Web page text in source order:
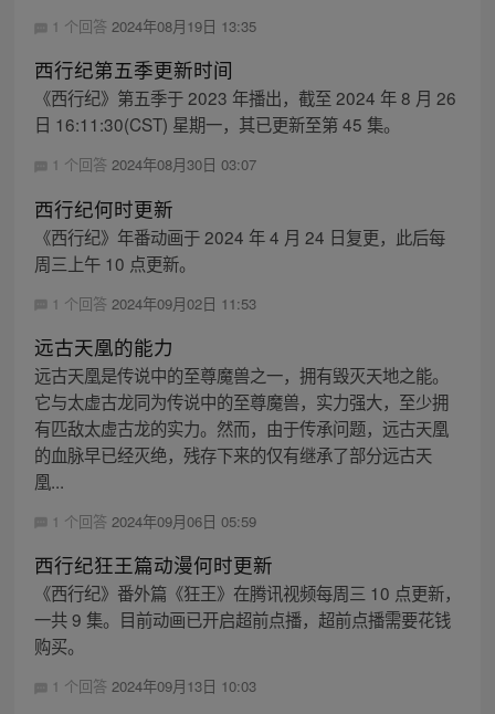
1 个回答 2024年08月19日 13:35
西行纪第五季更新时间
《西行纪》第五季于 2023 年播出，截至 2024 年 8 月 26
日 16:11:30(CST) 星期一，其已更新至第 45 集。
1 个回答 2024年08月30日 03:07
西行纪何时更新
《西行纪》年番动画于 2024 年 4 月 24 日复更，此后每
周三上午 10 点更新。
1 个回答 2024年09月02日 11:53
远古天凰的能力
远古天凰是传说中的至尊魔兽之一，拥有毁灭天地之能。
它与太虚古龙同为传说中的至尊魔兽，实力强大，至少拥
有匹敌太虚古龙的实力。然而，由于传承问题，远古天凰
的血脉早已经灭绝，残存下来的仅有继承了部分远古天
凰...
1 个回答 2024年09月06日 05:59
西行纪狂王篇动漫何时更新
《西行纪》番外篇《狂王》在腾讯视频每周三 10 点更新，
一共 9 集。目前动画已开启超前点播，超前点播需要花钱
购买。
1 个回答 2024年09月13日 10:03